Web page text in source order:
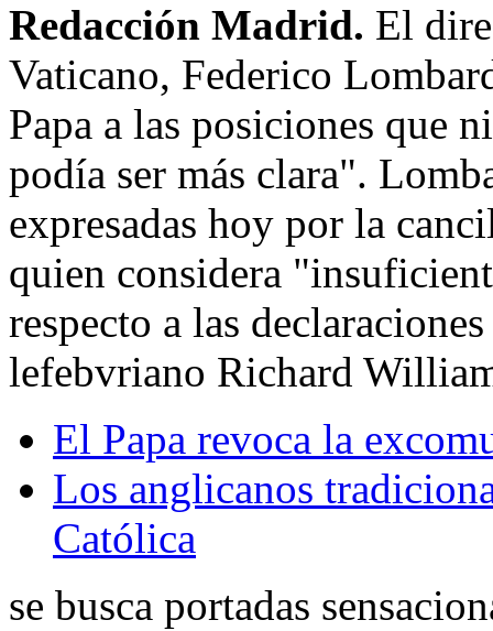
Redacción Madrid. El
Vaticano, Federico
Papa a las posiciones que
podía ser más clara".
expresadas hoy por la
quien considera
respecto a las
lefebvriano Richard
El Papa revoca la
Los anglicanos
Católica
se busca portadas